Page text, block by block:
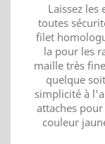
Laissez
toutes
filet
la pour les
maille très
quelque
simplicité à
attaches
couleur